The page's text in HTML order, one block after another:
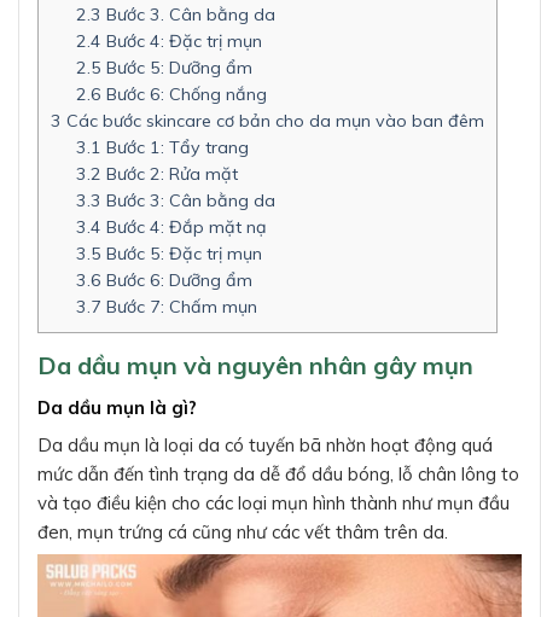
2.3 Bước 3. Cân bằng da
2.4 Bước 4: Đặc trị mụn
2.5 Bước 5: Dưỡng ẩm
2.6 Bước 6: Chống nắng
3 Các bước skincare cơ bản cho da mụn vào ban đêm
3.1 Bước 1: Tẩy trang
3.2 Bước 2: Rửa mặt
3.3 Bước 3: Cân bằng da
3.4 Bước 4: Đắp mặt nạ
3.5 Bước 5: Đặc trị mụn
3.6 Bước 6: Dưỡng ẩm
3.7 Bước 7: Chấm mụn
Da dầu mụn và nguyên nhân gây mụn
Da dầu mụn là gì?
Da dầu mụn là loại da có tuyến bã nhờn hoạt động quá
mức dẫn đến tình trạng da dễ đổ dầu bóng, lỗ chân lông to
và tạo điều kiện cho các loại mụn hình thành như mụn đầu
đen, mụn trứng cá cũng như các vết thâm trên da.